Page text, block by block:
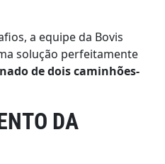
a equipe da Bovis
solução perfeitamente
de dois caminhões-
DA